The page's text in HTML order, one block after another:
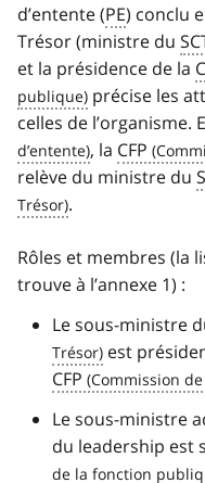
d’entente (PE) conclu
Trésor (ministre du
et la présidence de la
précise les
celles de l’organisme.
, la CFP
relève du ministre du
.
Rôles et membres (la
trouve à l’annexe 1) :
Le sous-ministre
est
CFP
Le sous-ministre
du leadership est